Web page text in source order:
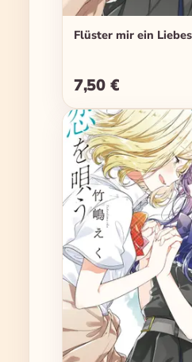
Flüster mir ein
Regulärer Preis:
7,50 €